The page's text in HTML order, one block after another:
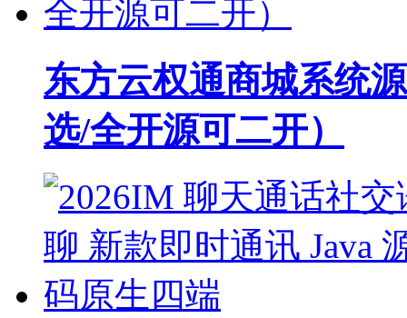
东方云权通商城系统
选/全开源可二开）